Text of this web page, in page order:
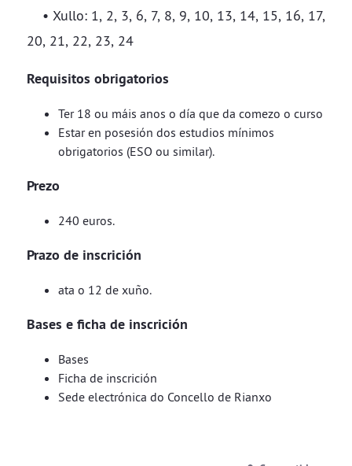
• Xullo: 1, 2, 3, 6, 7, 8, 9, 10, 13, 14, 15, 16, 17,
20, 21, 22, 23, 24
Requisitos obrigatorio​​​​​​​s
Ter 18 ou máis anos o día que da comezo o curso
Estar en posesión dos estudios mínimos
obrigatorios (ESO ou similar).
Prezo
240 euros.
Prazo de inscrición
ata o 12 de xuño.
Bases e ficha de inscrición
Bases
Ficha de inscrición
Sede electrónica do Concello de Rianxo